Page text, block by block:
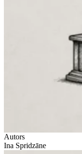
Autors
Ina Spridzāne